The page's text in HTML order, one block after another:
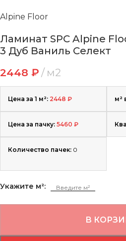
Alpine Floor
Ламинат SPC Alpine
3 Дуб Ваниль Селект
2448 ₽ м2
Цена за 1 м²: 2448 ₽ м²
Цена за пачку: 5460 ₽
Количество пачек: 0
Укажите м²:
В